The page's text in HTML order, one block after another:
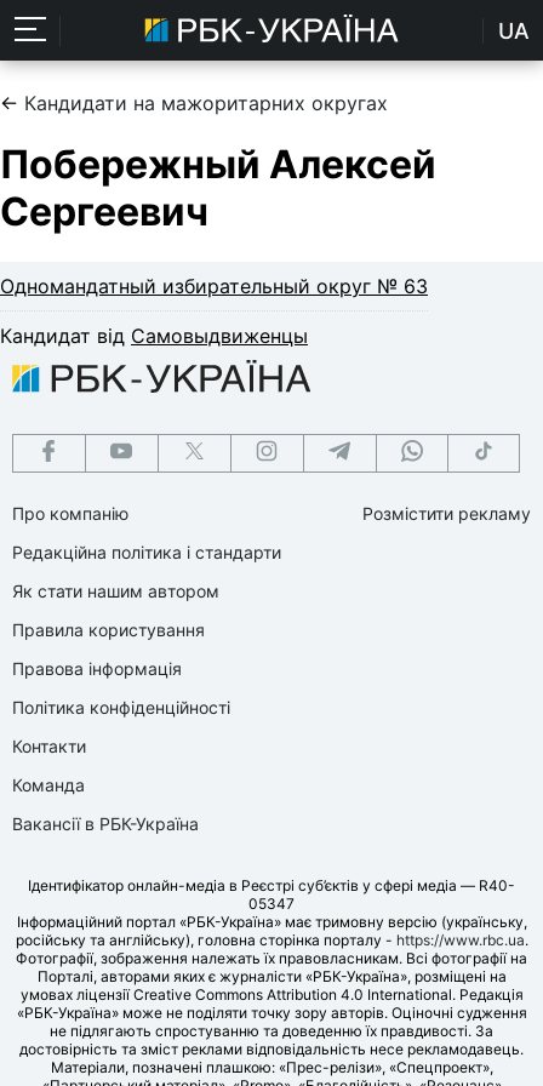
UA
← Кандидати на мажоритарних округах
Побережный Алексей
Сергеевич
Одномандатный избирательный округ № 63
Кандидат від Самовыдвиженцы
Про компанію
Редакційна політика і стандарти
Як стати нашим автором
Правила користування
Правова інформація
Політика конфіденційності
Контакти
Команда
Вакансії в РБК-Україна
Розмістити рекламу
Ідентифікатор онлайн-медіа в Реєстрі суб’єктів у сфері медіа — R40-
05347
Інформаційний портал «РБК-Україна» має тримовну версію (українську,
російську та англійську), головна сторінка порталу - https://www.rbc.ua.
Фотографії, зображення належать їх правовласникам. Всі фотографії на
Порталі, авторами яких є журналісти «РБК-Україна», розміщені на
умовах ліцензії Creative Commons Attribution 4.0 International. Редакція
«РБК-Україна» може не поділяти точку зору авторів. Оціночні судження
не підлягають спростуванню та доведенню їх правдивості. За
достовірність та зміст реклами відповідальність несе рекламодавець.
Матеріали, позначені плашкою: «Прес-релізи», «Спецпроект»,